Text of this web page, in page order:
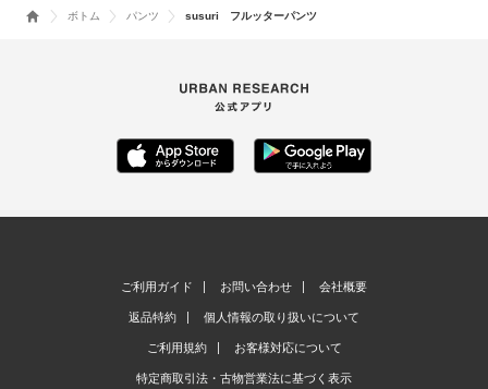
ボトム パンツ susuri フルッターパンツ
ご利用ガイド お問い合わせ 会社概要
返品特約 個人情報の取り扱いについて
ご利用規約 お客様対応について
特定商取引法・古物営業法に基づく表示